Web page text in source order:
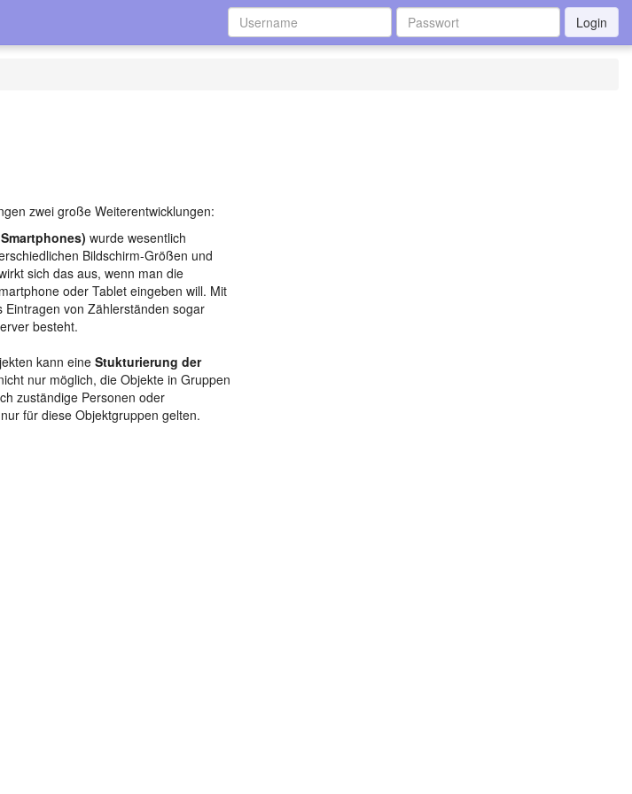
zwei große Weiterentwicklungen:
wurde wesentlich
Bildschirm-Größen und
sich das aus, wenn man die
oder Tablet eingeben will. Mit
von Zählerständen sogar
besteht.
kann eineStukturierung der
nur möglich, die Objekte in Gruppen
zuständige Personen oder
für diese Objektgruppen gelten.